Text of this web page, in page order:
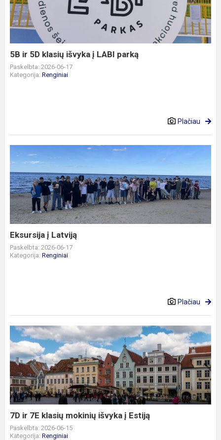
klasių
išvyka
į
parką
5B ir 5D klasių išvyka į LABI parką
Paskelbta: 2026-06-17
Kategorija: Renginiai
Plačiau
į
Latviją
Eksursija į Latviją
Paskelbta: 2026-06-17
Kategorija: Renginiai
Plačiau
7D
ir
7E
klasių
mokinių
išvyka
į
Estiją
7D ir 7E klasių mokinių išvyka į Estiją
Paskelbta: 2026-06-15
Kategorija: Renginiai